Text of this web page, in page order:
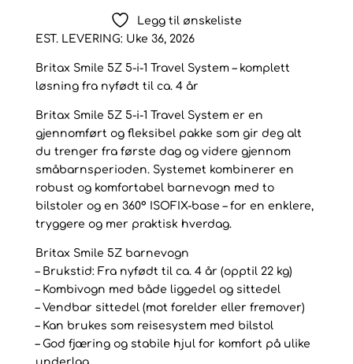
1
komplett
løsning
fra
nyfødt
til
ca.
4
LUX
Urban
Olive
antall
Legg til ønskeliste
EST. LEVERING: Uke 36, 2026
Britax Smile 5Z 5-i-1 Travel System – komplett
løsning fra nyfødt til ca. 4 år
Britax Smile 5Z 5-i-1 Travel System er en
gjennomført og fleksibel pakke som gir deg alt
du trenger fra første dag og videre gjennom
småbarnsperioden. Systemet kombinerer en
robust og komfortabel barnevogn med to
bilstoler og en 360° ISOFIX-base – for en enklere,
tryggere og mer praktisk hverdag.
Britax Smile 5Z barnevogn
– Brukstid: Fra nyfødt til ca. 4 år (opptil 22 kg)
– Kombivogn med både liggedel og sittedel
– Vendbar sittedel (mot forelder eller fremover)
– Kan brukes som reisesystem med bilstol
– God fjæring og stabile hjul for komfort på ulike